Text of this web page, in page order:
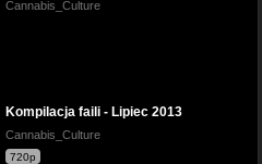
Cannabis_Culture
Kompilacja faili - Lipiec 2013
Cannabis_Culture
720p